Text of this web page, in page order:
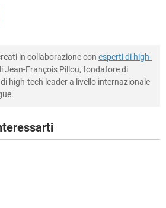
in collaborazione con esperti di high-
Jean-François Pillou, fondatore di
high-tech leader a livello internazionale